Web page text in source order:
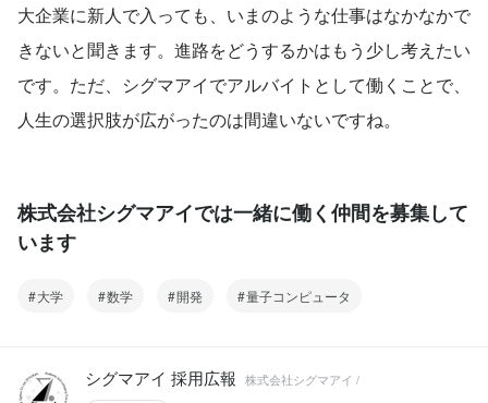
大企業に新人で入っても、いまのような仕事はなかなかで
きないと聞きます。進路をどうするかはもう少し考えたい
です。ただ、シグマアイでアルバイトとして働くことで、
人生の選択肢が広がったのは間違いないですね。
株式会社シグマアイでは一緒に働く仲間を募集して
います
大学 数学 開発 量子コンピュータ
シグマアイ 採用広報 株式会社シグマアイ /